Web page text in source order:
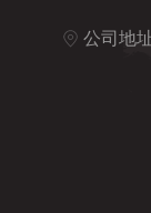
公司地